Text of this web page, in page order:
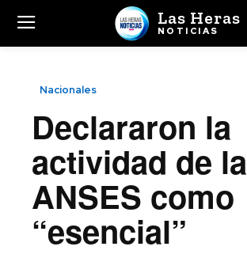
Las Heras
NOTICIAS
Nacionales
Declararon la
actividad de la
ANSES como
“esencial”